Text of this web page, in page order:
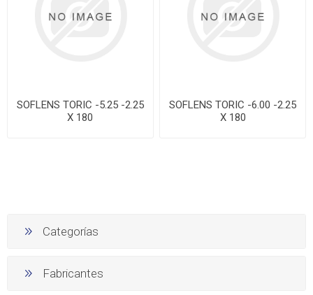
SOFLENS TORIC -5.25 -2.25
X 180
SOFLENS TORIC -6.00 -2.25
X 180
Categorías
Fabricantes